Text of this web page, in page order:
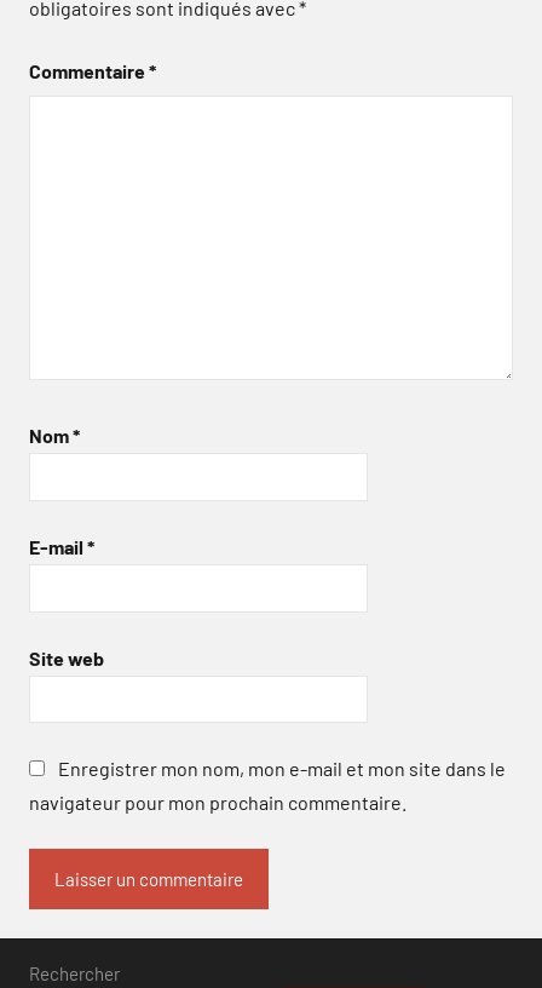
obligatoires sont indiqués avec*
Commentaire*
Nom*
E-mail *
Site web
Enregistrer mon nom, mon e-mail et mon site dans le
navigateur pour mon prochain commentaire.
Rechercher